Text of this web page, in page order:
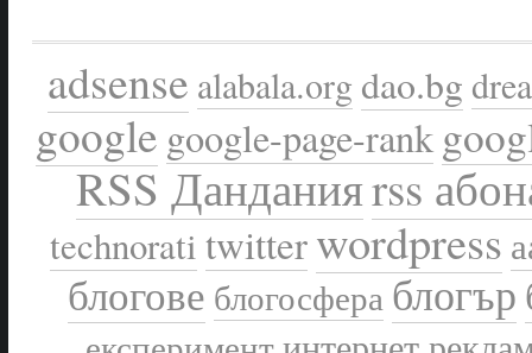
adsense alabala.org dao.bg
google google-page-rank
RSS Данданияrss
technoratitwitterwordpress
блогове блогосфера блогър